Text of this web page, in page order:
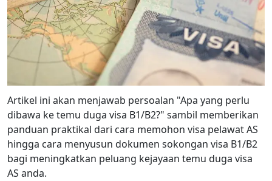
Artikel ini akan menjawab persoalan "Apa yang perlu
dibawa ke temu duga visa B1/B2?" sambil memberikan
panduan praktikal dari cara memohon visa pelawat AS
hingga cara menyusun dokumen sokongan visa B1/B2
bagi meningkatkan peluang kejayaan temu duga visa
AS anda.